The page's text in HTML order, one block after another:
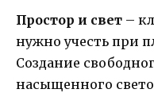
Простор и свет –
нужно учесть при
Создание
насыщенного